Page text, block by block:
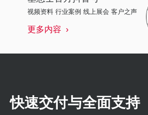
视频资料 行业案例 线上展会 客户之声
更多内容
快速交付与全面支持